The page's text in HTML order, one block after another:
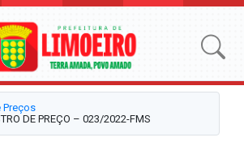
Preços
DE PREÇO – 023/2022-FMS